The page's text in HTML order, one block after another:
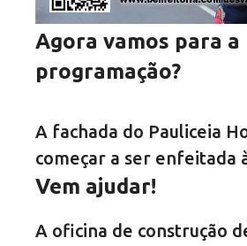
Agora vamos para a
programação?
A fachada do Pauliceia
começar a ser enfeitada
Vem ajudar!
A oficina de construção